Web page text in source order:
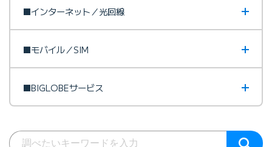
■インターネット／光回線
■モバイル／SIM
■BIGLOBEサービス